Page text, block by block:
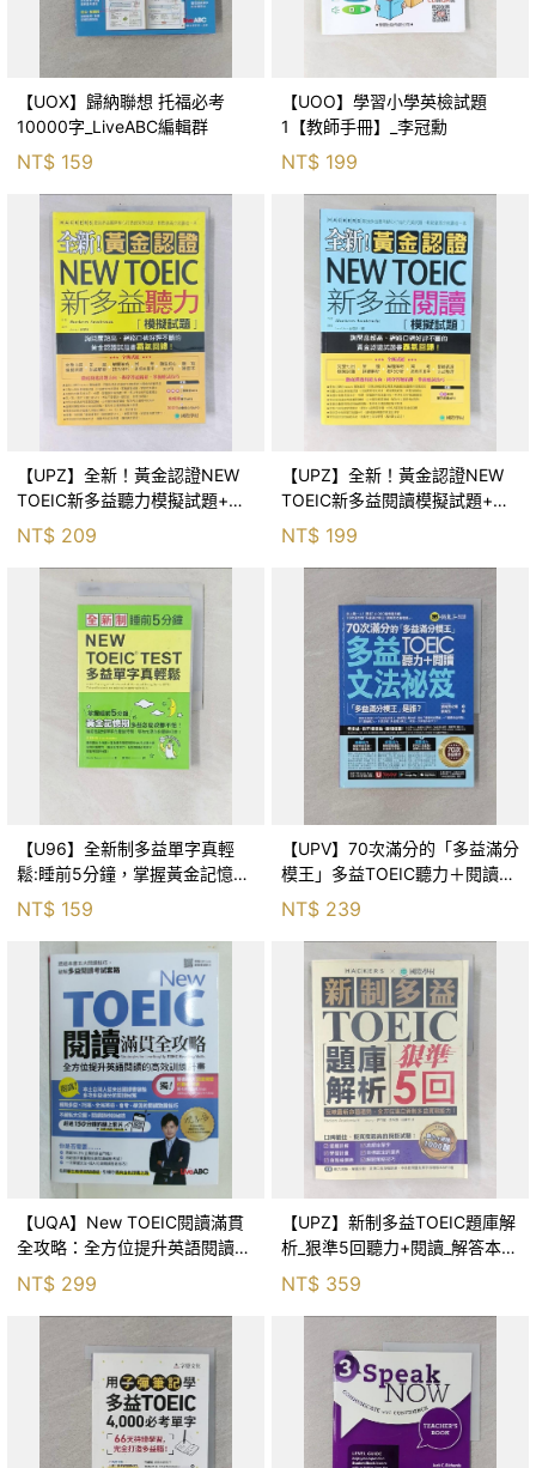
【UOX】歸納聯想 托福必考
10000字_LiveABC編輯群
NT$ 159
【UOO】學習小學英檢試題
1【教師手冊】_李冠勳
NT$ 199
【UPZ】全新！黃金認證NEW
TOEIC新多益聽力模擬試題+解
答本_2本合售_黑客學院
NT$ 209
【UPZ】全新！黃金認證NEW
TOEIC新多益閱讀模擬試題+解
答本_2本合售_黑客學院
NT$ 199
【U96】全新制多益單字真輕
鬆:睡前5分鐘，掌握黃金記憶
NT$ 159
【UPV】70次滿分的「多益滿分
模王」多益TOEIC聽力＋閱讀文
法祕笈_濵﨑潤之輔, 麥美弘
NT$ 239
【UQA】New TOEIC閱讀滿貫
全攻略：全方位提升英語閱讀的
高效訓練計畫【書+導讀影片
（掃描QR CODE）+別冊】_沈
志安, L
NT$ 299
【UPZ】新制多益TOEIC題庫解
析_狠準5回聽力+閱讀_解答本_2
本合售_學院黑客
NT$ 359